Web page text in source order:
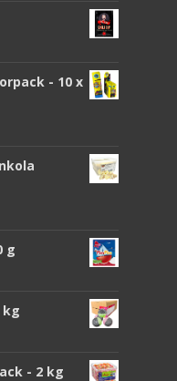
- 10 x
g
kg
- 2 kg